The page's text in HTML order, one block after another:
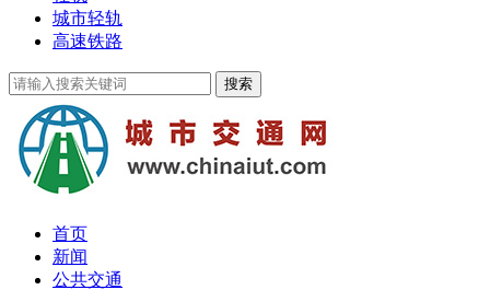
城市轻轨
高速铁路
首页
新闻
公共交通